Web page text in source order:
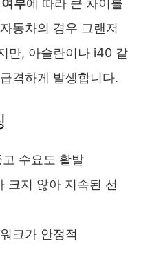
동차의 경우 그랜저
만, 아슬란이나 i40 같
격하게 발생합니다.
수요도 활발
크지 않아 지속된 선
크가 안정적